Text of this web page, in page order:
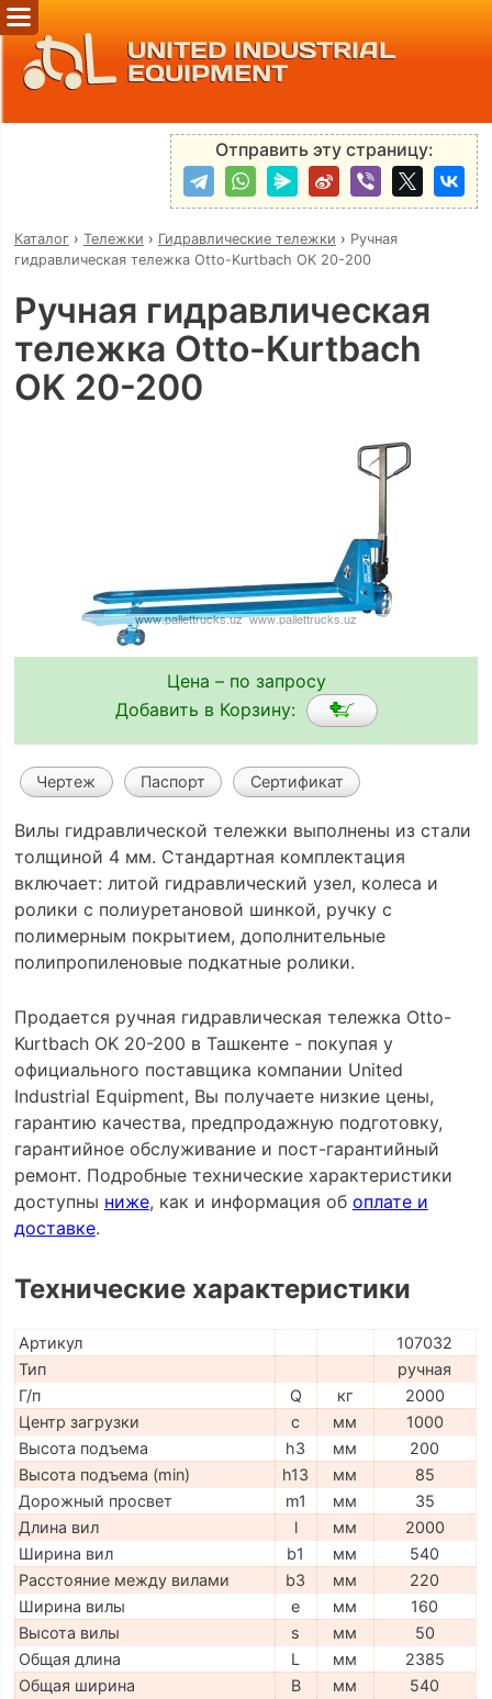
UNITED INDUSTRIAL
EQUIPMENT
Отправить эту страницу:
Каталог› Тележки › Гидравлические тележки › Ручная
гидравлическая тележка Otto-Kurtbach OK 20-200
Ручная гидравлическая
тележка Otto-Kurtbach
OK 20-200
Цена – по запросу
Добавить в Корзину:
Чертеж Паспорт Сертификат
Вилы гидравлической тележки выполнены из стали
толщиной 4 мм. Стандартная комплектация
включает: литой гидравлический узел, колеса и
ролики с полиуретановой шинкой, ручку с
полимерным покрытием, дополнительные
полипропиленовые подкатные ролики.
Продается ручная гидравлическая тележка Otto-
Kurtbach OK 20-200 в Ташкенте - покупая у
официального поставщика компании United
Industrial Equipment, Вы получаете низкие цены,
гарантию качества, предпродажную подготовку,
гарантийное обслуживание и пост-гарантийный
ремонт. Подробные технические характеристики
доступны ниже, как и информация об оплате и
доставке.
Технические характеристики
Артикул
107032
Тип
ручная
Г/п
Q кг
2000
Центр загрузки
c мм
1000
Высота подъема
h3 мм
200
Высота подъема (min)
h13 мм
85
Дорожный просвет
m1 мм
35
Длина вил
l мм
2000
Ширина вил
b1 мм
540
Расстояние между вилами
b3 мм
220
Ширина вилы
e мм
160
Высота вилы
s мм
50
Общая длина
L мм
2385
Общая ширина
B мм
540